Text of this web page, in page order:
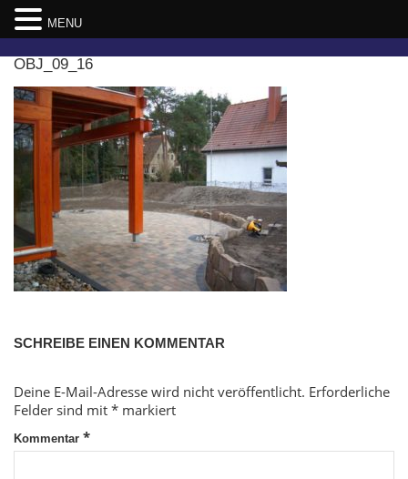
content
OBJ_09_16
SCHREIBE EINEN KOMMENTAR
Deine E-Mail-Adresse wird nicht veröffentlicht. Erforderliche
Felder sind mit * markiert
Kommentar *
MENU